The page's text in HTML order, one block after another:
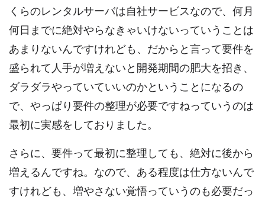
くらのレンタルサーバは自社サービスなので、何月
何日までに絶対やらなきゃいけないっていうことは
あまりないんですけれども、だからと言って要件を
盛られて人手が増えないと開発期間の肥大を招き、
ダラダラやっていていいのかということになるの
で、やっぱり要件の整理が必要ですねっていうのは
最初に実感をしておりました。
さらに、要件って最初に整理しても、絶対に後から
増えるんですね。なので、ある程度は仕方ないんで
すけれども、増やさない覚悟っていうのも必要だっ